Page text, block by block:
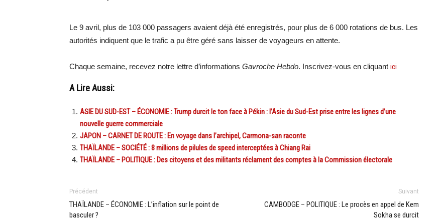
Le 9 avril, plus de 103 000 passagers avaient déjà été enregistrés, pour plus de 6 000 rotations de bus. Les
autorités indiquent que le trafic a pu être géré sans laisser de voyageurs en attente.
Chaque semaine, recevez notre lettre d’informations Gavroche Hebdo. Inscrivez-vous en cliquant ici
A Lire Aussi:
ASIE DU SUD-EST – ÉCONOMIE : Trump durcit le ton face à Pékin : l’Asie du Sud-Est prise entre les lignes d’une
nouvelle guerre commerciale
JAPON – CARNET DE ROUTE : En voyage dans l’archipel, Carmona-san raconte
THAÏLANDE – SOCIÉTÉ : 8 millions de pilules de speed interceptées à Chiang Rai
THAÏLANDE – POLITIQUE : Des citoyens et des militants réclament des comptes à la Commission électorale
Précédent
THAÏLANDE – ÉCONOMIE : L’inflation sur le point de
basculer ?
Suivant
CAMBODGE – POLITIQUE : Le procès en appel de Kem
Sokha se durcit